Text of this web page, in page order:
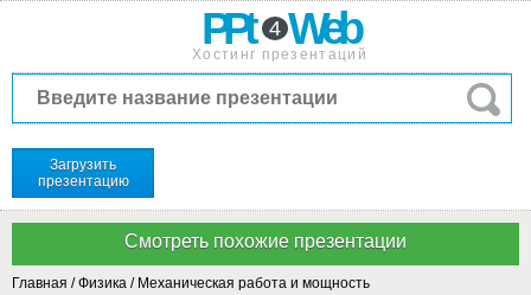
PPt 4 Web
Хостинг презентаций
Загрузить
презентацию
Главная /Физика / Механическая работа и мощность